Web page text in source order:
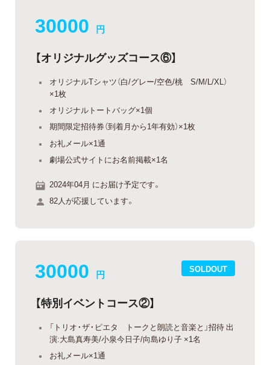
30000 円
【オリジナルグッズコース⑥】
オリジナルTシャツ（白/グレー/空色/桃 S/M/L/XL）
×1枚
オリジナルトートバッグ×1個
期間限定招待券（到着月から1年有効）×1枚
お礼メール×1通
劇場公式サイトにお名前掲載×1名
2024年04月 にお届け予定です。
82人が応援しています。
SOLDOUT
30000 円
【特別イベントコース②】
「トリオ・ザ・ピエタ トークと朗読と音楽と」招待 出
演:大島真寿美/小泉今日子/向島ゆり子 ×1名
お礼メール×1通